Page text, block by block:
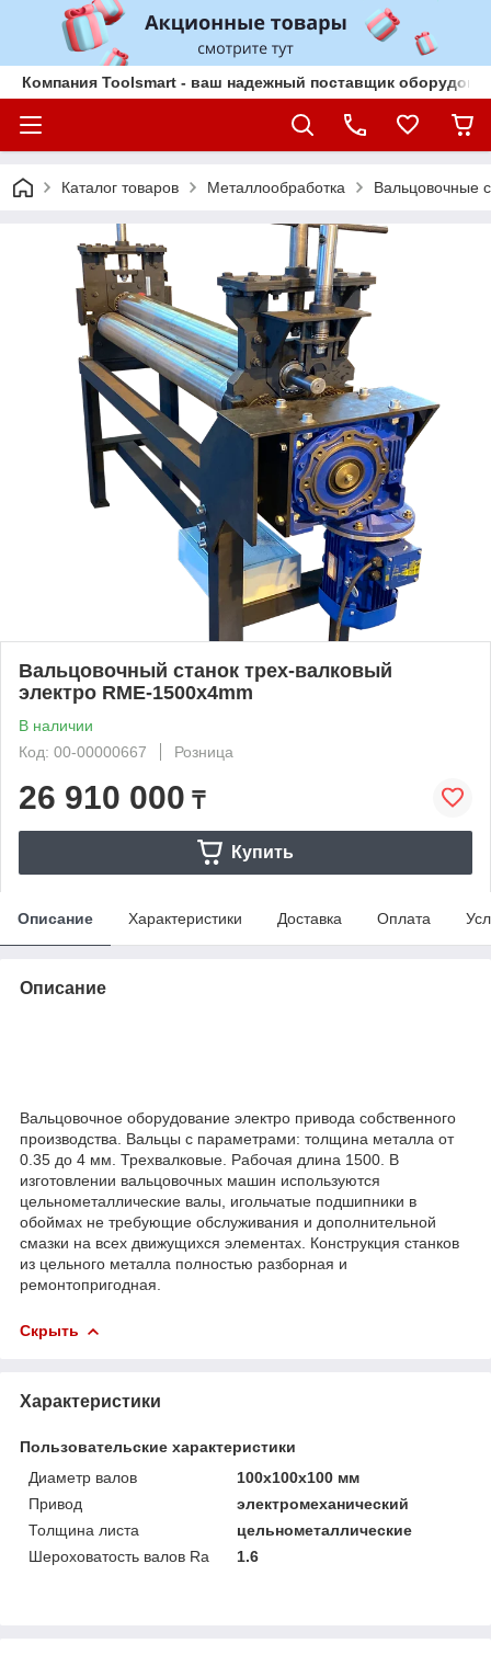
Компания Toolsmart - ваш надежный поставщик
Каталог товаров Металлообработка Вальцовочные
Вальцовочный станок трех-валковый
электро RME-1500x4mm
В наличии
Код: 00-00000667
Розница
26 910 000 ₸
Купить
Описание Характеристики Доставка Оплата
Описание
Вальцовочное оборудование электро привода собственного
производства. Вальцы с параметрами: толщина металла от
0.35 до 4 мм. Трехвалковые. Рабочая длина 1500. В
изготовлении вальцовочных машин используются
цельнометаллические валы, игольчатые подшипники в
обоймах не требующие обслуживания и дополнительной
смазки на всех движущихся элементах. Конструкция станков
из цельного металла полностью разборная и
ремонтопригодная.
Скрыть
Характеристики
Пользовательские характеристики
Диаметр валов
100х100х100 мм
Привод
электромеханический
Толщина листа
цельнометаллические
Шероховатость валов Ra
1.6